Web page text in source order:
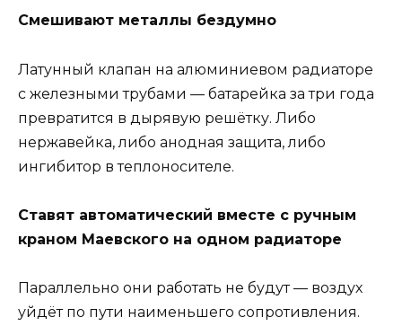
Смешивают металлы бездумно
Латунный клапан на алюминиевом радиаторе
с железными трубами — батарейка за три года
превратится в дырявую решётку. Либо
нержавейка, либо анодная защита, либо
ингибитор в теплоносителе.
Ставят автоматический вместе с ручным
краном Маевского на одном радиаторе
Параллельно они работать не будут — воздух
уйдёт по пути наименьшего сопротивления.